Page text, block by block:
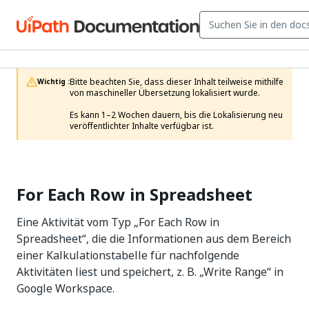
Wichtig :Bitte beachten Sie, dass dieser Inhalt teilweise mithilfe
von maschineller Übersetzung lokalisiert wurde.
Es kann 1–2 Wochen dauern, bis die Lokalisierung neu
veröffentlichter Inhalte verfügbar ist.
For Each Row in Spreadsheet
Eine Aktivität vom Typ „For Each Row in
Spreadsheet“, die die Informationen aus dem Bereich
einer Kalkulationstabelle für nachfolgende
Aktivitäten liest und speichert, z. B. „Write Range“ in
Google Workspace.